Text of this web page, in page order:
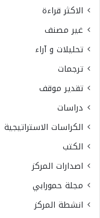
الاكثر قراءة
غير مصنف
تحليلات و آراء
ترجمات
تقدير موقف
دراسات
الكراسات الاستراتيجية
الكتب
اصدارات المركز
مجلة حمورابي
انشطة المركز